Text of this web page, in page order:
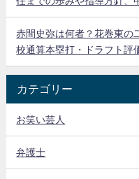
赤間史弥は何者？花巻東の
校通算本塁打・ドラフト評
カテゴリー
お笑い芸人
弁護士